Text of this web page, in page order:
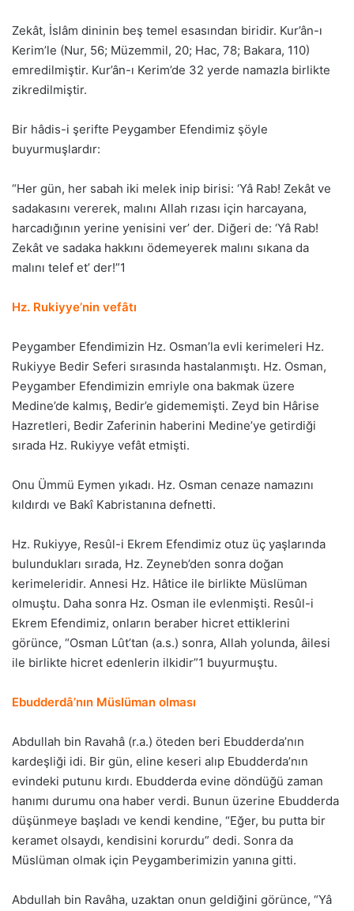
Zekât, İslâm dininin beş temel esasından biridir. Kur’ân-ı
Kerim’le (Nur, 56; Müzemmil, 20; Hac, 78; Bakara, 110)
emredilmiştir. Kur’ân-ı Kerim’de 32 yerde namazla birlikte
zikredilmiştir.
Bir hâdis-i şerifte Peygamber Efendimiz şöyle
buyurmuşlardır:
“Her gün, her sabah iki melek inip birisi: ‘Yâ Rab! Zekât ve
sadakasını vererek, malını Allah rızası için harcayana,
harcadığının yerine yenisini ver’ der. Diğeri de: ‘Yâ Rab!
Zekât ve sadaka hakkını ödemeyerek malını sıkana da
malını telef et’ der!”1
Hz. Rukiyye’nin vefâtı
Peygamber Efendimizin Hz. Osman’la evli kerimeleri Hz.
Rukiyye Bedir Seferi sırasında hastalanmıştı. Hz. Osman,
Peygamber Efendimizin emriyle ona bakmak üzere
Medine’de kalmış, Bedir’e gidememişti. Zeyd bin Hârise
Hazretleri, Bedir Zaferinin haberini Medine’ye getirdiği
sırada Hz. Rukiyye vefât etmişti.
Onu Ümmü Eymen yıkadı. Hz. Osman cenaze namazını
kıldırdı ve Bakî Kabristanına defnetti.
Hz. Rukiyye, Resûl-i Ekrem Efendimiz otuz üç yaşlarında
bulundukları sırada, Hz. Zeyneb’den sonra doğan
kerimeleridir. Annesi Hz. Hâtice ile birlikte Müslüman
olmuştu. Daha sonra Hz. Osman ile evlenmişti. Resûl-i
Ekrem Efendimiz, onların beraber hicret ettiklerini
görünce, “Osman Lût’tan (a.s.) sonra, Allah yolunda, âilesi
ile birlikte hicret edenlerin ilkidir”1 buyurmuştu.
Ebudderdâ’nın Müslüman olması
Abdullah bin Ravahâ (r.a.) öteden beri Ebudderda’nın
kardeşliği idi. Bir gün, eline keseri alıp Ebudderda’nın
evindeki putunu kırdı. Ebudderda evine döndüğü zaman
hanımı durumu ona haber verdi. Bunun üzerine Ebudderda
düşünmeye başladı ve kendi kendine, “Eğer, bu putta bir
keramet olsaydı, kendisini korurdu” dedi. Sonra da
Müslüman olmak için Peygamberimizin yanına gitti.
Abdullah bin Ravâha, uzaktan onun geldiğini görünce, “Yâ